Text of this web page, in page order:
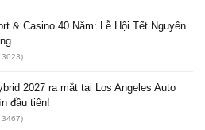
& Casino 40 Năm: Lễ Hội Tết Nguyên
3023)
2027 ra mắt tại Los Angeles Auto
đầu tiên!
3467)